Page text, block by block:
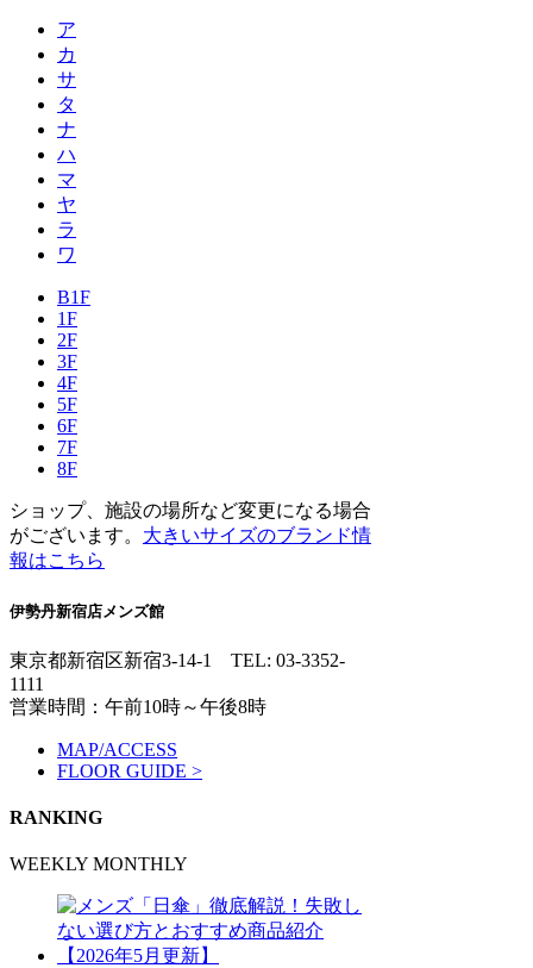
ア
カ
サ
タ
ナ
ハ
マ
ヤ
ラ
ワ
B1F
1F
2F
3F
4F
5F
6F
7F
8F
ショップ、施設の場所など変更になる場合
がございます。 大きいサイズのブランド情
報はこちら
伊勢丹新宿店メンズ館
東京都新宿区新宿3-14-1 TEL: 03-3352-
1111
営業時間：午前10時～午後8時
MAP/ACCESS
FLOOR GUIDE >
RANKING
WEEKLY MONTHLY